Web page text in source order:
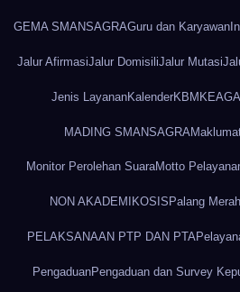
GEMA SMANSAGRAGuru dan Karyawan
Jalur AfirmasiJalur DomisiliJalur Mutasi
Jenis LayananKalenderKBM
MADING SMANSAGRA
Monitor Perolehan SuaraMotto
NON AKADEMIKOSIS Palang
PELAKSANAAN PTP DAN PTA
PengaduanPengaduan dan Survey